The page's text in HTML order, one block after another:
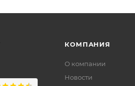
КОМПАНИЯ
О компании
Новости